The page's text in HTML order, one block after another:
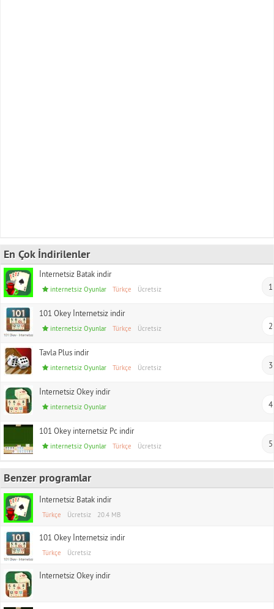
En Çok İndirilenler
İnternetsiz Batak indir
internetsiz Oyunlar Türkçe Ücretsiz 1
101 Okey İnternetsiz indir
internetsiz Oyunlar Türkçe Ücretsiz 2
Tavla Plus indir
internetsiz Oyunlar Türkçe Ücretsiz 3
İnternetsiz Okey indir
internetsiz Oyunlar 4
101 Okey internetsiz Pc indir
internetsiz Oyunlar Türkçe Ücretsiz 5
Benzer programlar
İnternetsiz Batak indir
Türkçe Ücretsiz 20.4 MB
101 Okey İnternetsiz indir
Türkçe Ücretsiz
İnternetsiz Okey indir